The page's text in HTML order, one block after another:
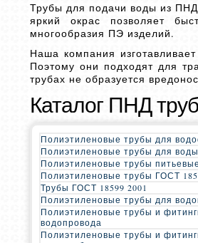
Трубы для подачи воды из
яркий окрас позволяет
многообразия ПЭ изделий.
Наша компания
Поэтому они подходят для
трубах не образуется
Каталог ПНД
Полиэтиленовые трубы для
Полиэтиленовые трубы для воды
Полиэтиленовые трубы питьевые
Полиэтиленовые трубы ГОСТ
Трубы ГОСТ 18599 2001
Полиэтиленовые трубы для
Полиэтиленовые трубы и
водопровода
Полиэтиленовые трубы и